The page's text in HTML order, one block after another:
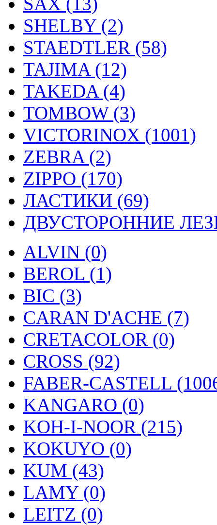
SHELBY (2)
STAEDTLER (58)
TAJIMA (12)
TAKEDA (4)
TOMBOW (3)
VICTORINOX (1001)
ZEBRA (2)
ZIPPO (170)
ЛАСТИКИ (69)
ДВУСТОРОННИЕ
ALVIN (0)
BEROL (1)
BIC (3)
CARAN D'ACHE (7)
CRETACOLOR (0)
CROSS (92)
FABER-CASTELL
KANGARO (0)
KOH-I-NOOR (215)
KOKUYO (0)
KUM (43)
LAMY (0)
LEITZ (0)